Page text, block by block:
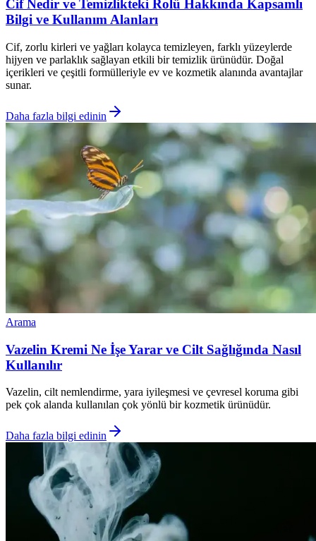
Cif Nedir ve Temizlikteki Rolü Hakkında Kapsamlı
Bilgi ve Kullanım Alanları
Cif, zorlu kirleri ve yağları kolayca temizleyen, farklı yüzeylerde
hijyen ve parlaklık sağlayan etkili bir temizlik ürünüdür. Doğal
içerikleri ve çeşitli formülleriyle ev ve kozmetik alanında avantajlar
sunar.
Daha fazla bilgi edinin
Arama
Vazelin Kremi Ne İşe Yarar ve Cilt Sağlığında Nasıl
Kullanılır
Vazelin, cilt nemlendirme, yara iyileşmesi ve çevresel koruma gibi
pek çok alanda kullanılan çok yönlü bir kozmetik ürünüdür.
Daha fazla bilgi edinin